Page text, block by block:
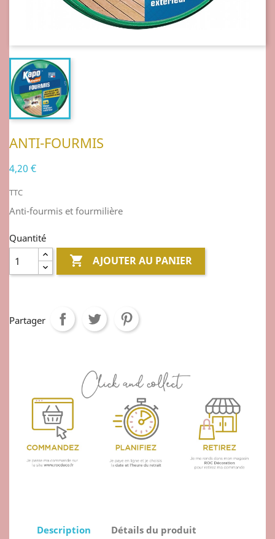
ANTI-FOURMIS
4,20 €
TTC
Anti-fourmis et fourmilière
Quantité
 AJOUTER AU PANIER
Partager
Description Détails du produit